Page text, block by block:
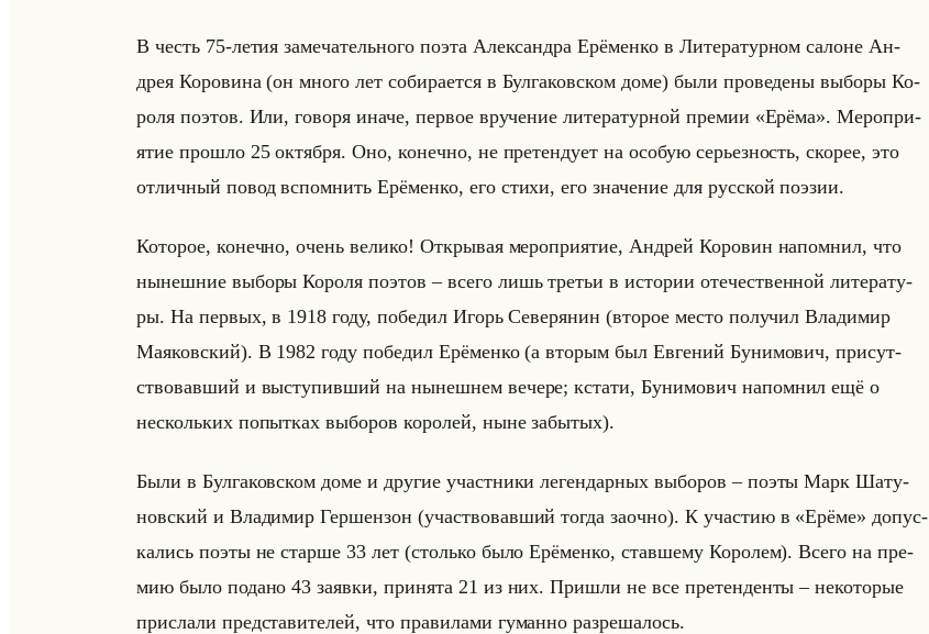
В честь 75-летия за­ме­ча­тельно­го поэта Алек­сандра Ерё­мен­ко в Ли­те­ра­тур­ном са­лоне Ан­
дрея Ко­ро­ви­на (он много лет со­би­ра­ет­ся в Бул­га­ков­ском доме) были про­ве­де­ны вы­бо­ры Ко­
ро­ля по­этов. Или, го­во­ря иначе, пер­вое вру­че­ние ли­те­ра­тур­ной пре­мии «Ерёма». Ме­ро­при­
ятие про­шло 25 ок­тяб­ря. Оно, ко­неч­но, не пре­тен­ду­ет на осо­бую се­рьез­ность, ско­рее, это
от­лич­ный повод вспом­нить Ерё­мен­ко, его стихи, его зна­че­ние для рус­ской по­эзии.
Ко­то­рое, ко­неч­но, очень ве­ли­ко! От­кры­вая ме­ро­при­ятие, Ан­дрей Ко­ро­вин на­пом­нил, что
ны­неш­ние вы­бо­ры Ко­ро­ля по­этов – всего лишь тре­тьи в ис­то­рии оте­че­ствен­ной ли­те­ра­ту­
ры. На пер­вых, в 1918 году, по­бе­дил Игорь Се­ве­ря­нин (вто­рое место по­лу­чил Вла­ди­мир
Ма­яков­ский). В 1982 году по­бе­дил Ерё­мен­ко (а вто­рым был Ев­ге­ний Бу­ни­мо­вич, при­сут­
ство­вав­ший и вы­сту­пив­ший на ны­неш­нем ве­че­ре; кста­ти, Бу­ни­мо­вич на­пом­нил ещё о
нескольких по­пыт­ках вы­бо­ров ко­ро­лей, ныне за­бы­тых).
Были в Бул­га­ков­ском доме и дру­гие участ­ни­ки ле­ген­дар­ных вы­бо­ров – поэты Марк Ша­ту­
нов­ский и Вла­ди­мир Гер­шен­зон (участ­во­вав­ший тогда за­оч­но). К уча­стию в «Ерёме» до­пус­
ка­лись поэты не стар­ше 33 лет (столько было Ерё­мен­ко, став­ше­му Ко­ро­лем). Всего на пре­
мию было по­да­но 43 за­яв­ки, при­ня­та 21 из них. При­шли не все пре­тен­ден­ты – неко­то­рые
при­сла­ли пред­ста­ви­те­лей, что пра­ви­ла­ми гу­ман­но раз­ре­ша­лось.